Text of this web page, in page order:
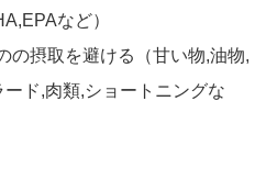
など）
の摂取を避ける（甘い物,油物,
ド,肉類,ショートニングな